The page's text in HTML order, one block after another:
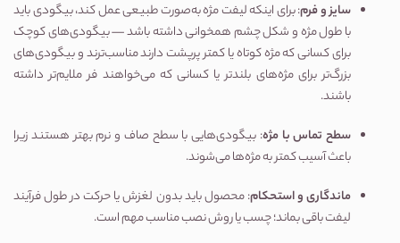
سایز و فرم: برای اینکه لیفت مژه به‌صورت طبیعی عمل کند، بیگودی باید
با طول مژه و شکل چشم همخوانی داشته باشد — بیگودی‌های کوچک
برای کسانی که مژه کوتاه یا کمتر پرپشت دارند مناسب‌ترند و بیگودی‌های
بزرگ‌تر برای مژه‌های بلندتر یا کسانی که می‌خواهند فر ملایم‌تر داشته
باشند.
سطح تماس با مژه: بیگودی‌هایی با سطح صاف و نرم بهتر هستند زیرا
باعث آسیب کمتر به مژه‌ها می‌شوند.
ماندگاری و استحکام: محصول باید بدون لغزش یا حرکت در طول فرآیند
لیفت باقی بماند؛ چسب یا روش نصب مناسب مهم است.